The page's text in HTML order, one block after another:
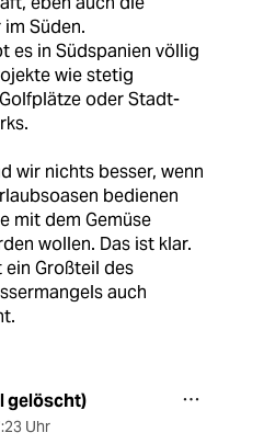
Süden.
es in Südspanien völlig
wie stetig
oder Stadt-
wir nichts besser, wenn
bedienen
mit dem Gemüse
wollen. Das ist klar.
Großteil des
auch
gelöscht)
Uhr